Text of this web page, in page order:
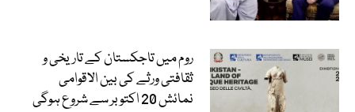
روم میں تاجکستان کے تاریخی و
ثقافتی ورثے کی بین الاقوامی
نمائش 20 اکتوبر سے شروع ہوگی